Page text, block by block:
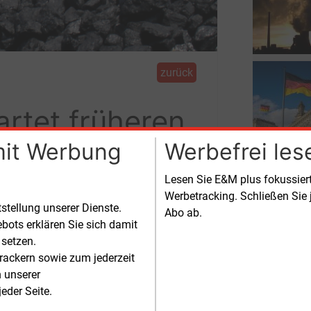
Werbung
unserer Dienste.
erklären Sie sich damit
sowie zum jederzeit
unserer
Seite.
Werbefrei
Lesen Sie E&M plus
Werbetracking. Schließen
Abo ab.
zurück
früheren
der Kohle aussteigt. 2038 sei zwar
sagte Frans Timmermans.